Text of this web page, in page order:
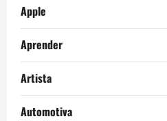
Apple
Aprender
Artista
Automotiva